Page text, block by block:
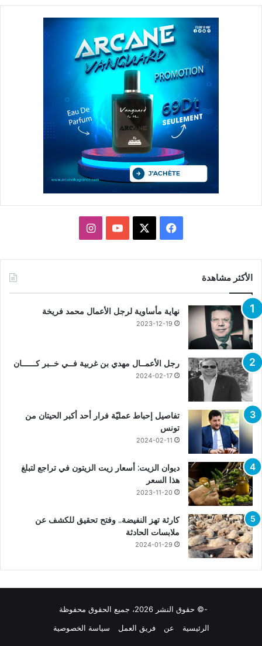
فيسبوك يوتيوبانستقرام
الأكثر مشاهدة
نهاية مأساوية لرجل الأعمال محمد فريخة
2023-12-19
رجل الأعمــال مهدي بن غربية فــي خــبر كــــــان
2024-02-17
تفاصيل إحباط عمليّة فرار أحد أكبر الحيتان من
تونس
2024-02-11
ديوان الزيت: أسعار زيت الزيتون في تراجع لتبلغ
هذا السعر
2023-11-20
كارثة تهز النفيضة.. وفتح تحقيق للكشف عن
ملابسات الحادثة
2024-01-29
-© حقوق النشر 2026، جميع الحقوق محفوظة
الرئيسية
عن فريق العمل سياسة الخصوصية